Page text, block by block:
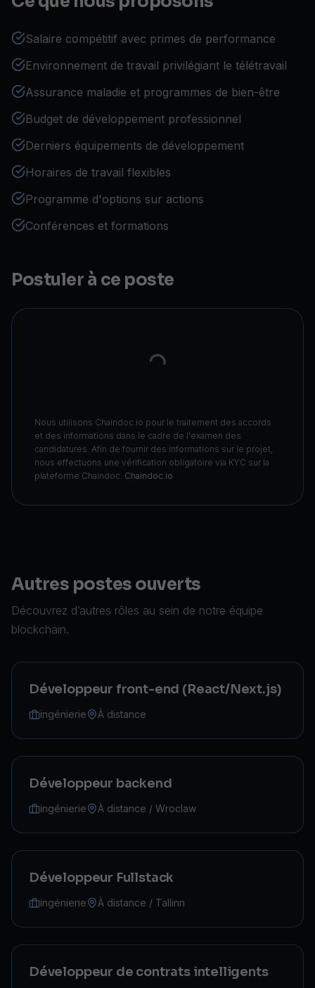
Salaire compétitif avec primes de performance
Environnement de travail privilégiant le télétravail
Assurance maladie et programmes de bien-être
Budget de développement professionnel
Derniers équipements de développement
Horaires de travail flexibles
Programme d'options sur actions
Conférences et formations
Postuler à ce poste
Nous utilisons Chaindoc.io pour le traitement des accords
et des informations dans le cadre de l'examen des
candidatures. Afin de fournir des informations sur le projet,
nous effectuons une vérification obligatoire via KYC sur la
plateforme Chaindoc. Chaindoc.io
Autres postes ouverts
Découvrez d’autres rôles au sein de notre équipe
blockchain.
Développeur front-end (React/Next.js)
ingénierie À distance
Développeur backend
ingénierie À distance / Wroclaw
Développeur Fullstack
ingénierie À distance / Tallinn
Développeur de contrats intelligents